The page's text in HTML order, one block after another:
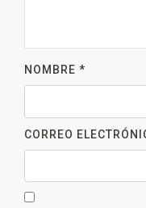
NOMBRE *
CORREO